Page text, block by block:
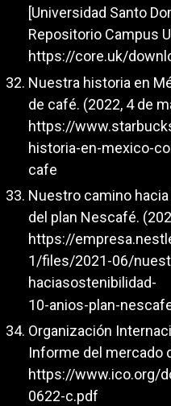
[Universidad Santo
Repositorio Campus
https://core.uk/
Nuestra historia en
de café. (2022, 4 de
https://
historia-en-mexico-
cafe
Nuestro camino
del plan Nescafé.
https://
1/files/2021-06/
haciasostenibilidad-
10-anios-plan-
Organización
Informe del mercado
https://www.ico.org/
0622-c.pdf